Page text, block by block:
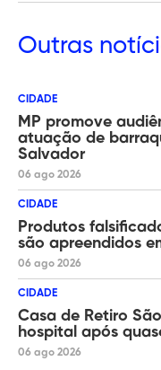
Outras
CIDADE
MP promove
atuação de
Salvador
06 ago 2026
CIDADE
Produtos
são apreendidos
06 ago 2026
CIDADE
Casa de Retiro
hospital após
06 ago 2026